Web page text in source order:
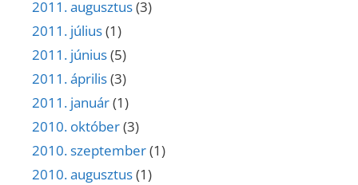
2011. augusztus(3)
2011. július(1)
2011. június(5)
2011. április(3)
2011. január(1)
2010. október(3)
2010. szeptember(1)
2010. augusztus(1)